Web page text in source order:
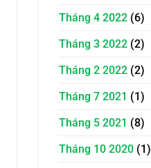
Tháng 4 2022 (6)
Tháng 3 2022 (2)
Tháng 2 2022 (2)
Tháng 7 2021 (1)
Tháng 5 2021 (8)
Tháng 10 2020 (1)